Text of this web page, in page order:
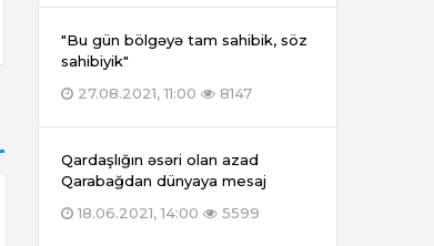
"Bu gün bölgəyə tam sahibik, söz
sahibiyik"
27.08.2021, 11:00
8147
Qardaşlığın əsəri olan azad
Qarabağdan dünyaya mesaj
18.06.2021, 14:00
5599